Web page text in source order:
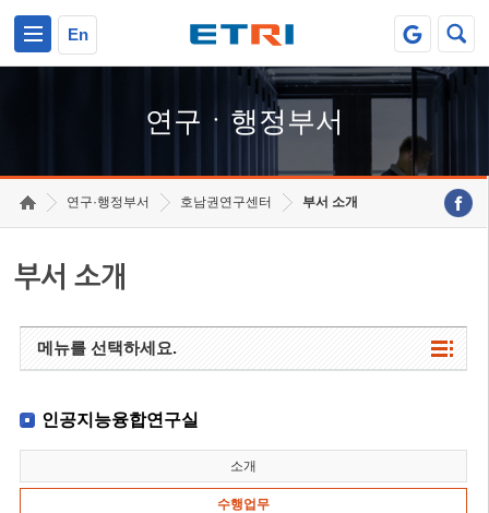
En
연구ㆍ행정부서
연구·행정부서 호남권연구센터 부서 소개
부서 소개
메뉴를 선택하세요.
인공지능융합연구실
소개
수행업무